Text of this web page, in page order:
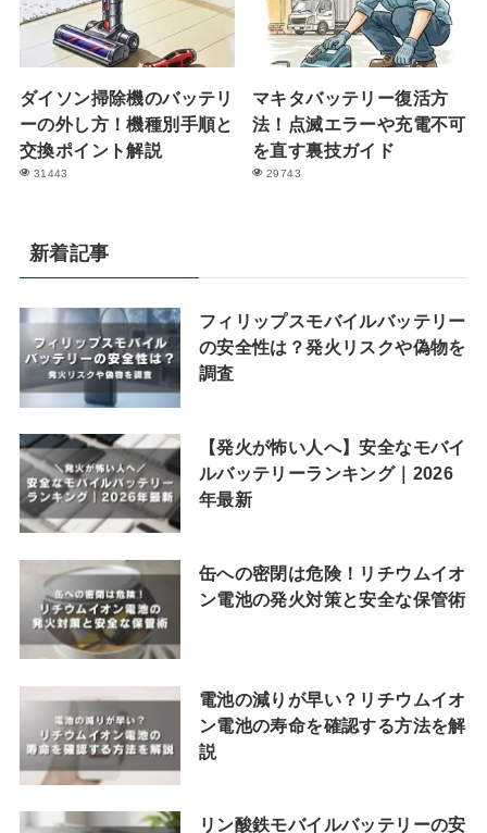
ダイソン掃除機のバッテリ
ーの外し方！機種別手順と
交換ポイント解説
31443
マキタバッテリー復活方
法！点滅エラーや充電不可
を直す裏技ガイド
29743
新着記事
フィリップスモバイルバッテリー
の安全性は？発火リスクや偽物を
調査
【発火が怖い人へ】安全なモバイ
ルバッテリーランキング｜2026
年最新
缶への密閉は危険！リチウムイオ
ン電池の発火対策と安全な保管術
電池の減りが早い？リチウムイオ
ン電池の寿命を確認する方法を解
説
リン酸鉄モバイルバッテリーの安